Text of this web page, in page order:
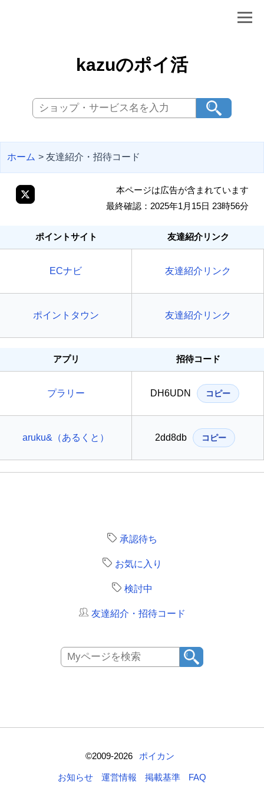
kazuのポイ活
ホーム > 友達紹介・招待コード
本ページは広告が含まれています
最終確認：2025年1月15日 23時56分
ポイントサイト 友達紹介リンク
ECナビ 友達紹介リンク
ポイントタウン 友達紹介リンク
アプリ 招待コード
プラリー DH6UDN コピー
aruku&（あるくと） 2dd8db コピー
承認待ち
お気に入り
検討中
友達紹介・招待コード
©2009-2026 ポイカン
お知らせ 運営情報 掲載基準 FAQ